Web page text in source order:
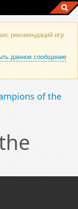
рекомендаций игр
данное сообщение
of the